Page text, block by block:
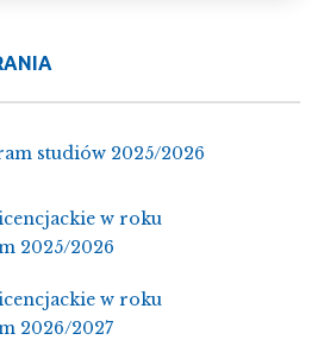
studiów 2025/2026
w roku
2025/2026
w roku
2026/2027